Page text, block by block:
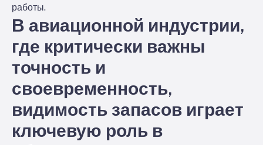
работы.
В авиационной индустрии,
где критически важны
точность и
своевременность,
видимость запасов играет
ключевую роль в